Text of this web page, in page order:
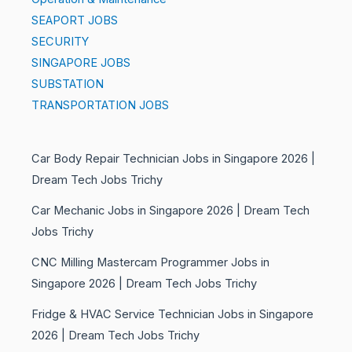
SEAPORT JOBS
SECURITY
SINGAPORE JOBS
SUBSTATION
TRANSPORTATION JOBS
Car Body Repair Technician Jobs in Singapore 2026 |
Dream Tech Jobs Trichy
Car Mechanic Jobs in Singapore 2026 | Dream Tech
Jobs Trichy
CNC Milling Mastercam Programmer Jobs in
Singapore 2026 | Dream Tech Jobs Trichy
Fridge & HVAC Service Technician Jobs in Singapore
2026 | Dream Tech Jobs Trichy